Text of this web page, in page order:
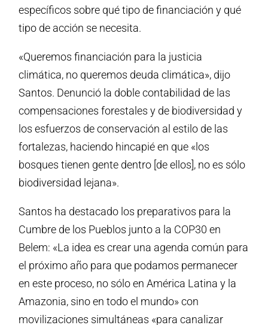
específicos sobre qué tipo de financiación y qué
tipo de acción se necesita.
«Queremos financiación para la justicia
climática, no queremos deuda climática», dijo
Santos. Denunció la doble contabilidad de las
compensaciones forestales y de biodiversidad y
los esfuerzos de conservación al estilo de las
fortalezas, haciendo hincapié en que «los
bosques tienen gente dentro [de ellos], no es sólo
biodiversidad lejana».
Santos ha destacado los preparativos para la
Cumbre de los Pueblos junto a la COP30 en
Belem: «La idea es crear una agenda común para
el próximo año para que podamos permanecer
en este proceso, no sólo en América Latina y la
Amazonia, sino en todo el mundo» con
movilizaciones simultáneas «para canalizar